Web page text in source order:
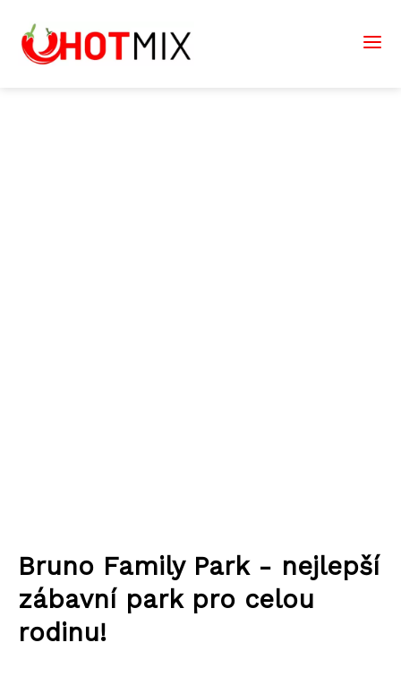
Bruno Family Park - nejlepší
zábavní park pro celou
rodinu!